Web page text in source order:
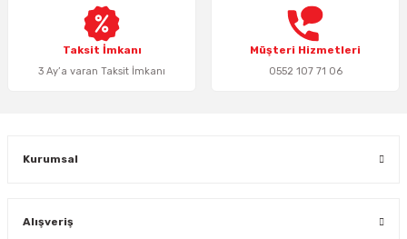
Bu ürüne benzer farklı alternatifler olmalı.
Taksit İmkanı
3 Ay’a varan Taksit İmkanı
Müşteri Hizmetleri
0552 107 71 06
Kurumsal
Alışveriş